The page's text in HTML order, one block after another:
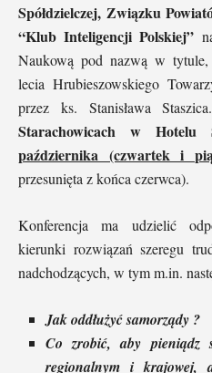
Spółdzielczej, Związku
“Klub Inteligencji Polskiej”
Naukową pod nazwą w
lecia Hrubieszowskiego
przez ks. Stanisława
Starachowicach w
października (czwartek i
przesunięta z końca czerwca).
Konferencja ma udzielić
kierunki rozwiązań szeregu
nadchodzących, w tym m.in.
Jak oddłużyć samorządy ?
Co zrobić, aby pieniądz
regionalnym i krajowej,